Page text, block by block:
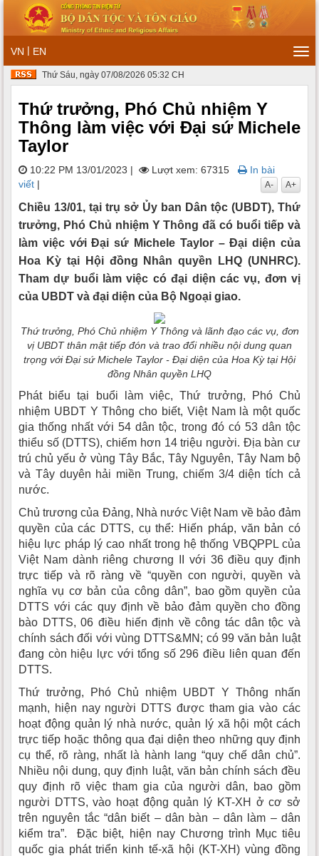
VN | EN
Thứ Sáu, ngày 07/08/2026 05:32 CH
Thứ trưởng, Phó Chủ nhiệm Y
Thông làm việc với Đại sứ Michele
Taylor
10:22 PM 13/01/2023 | Lượt xem: 67315
In bài
viết | A+
A-
Chiều 13/01, tại trụ sở Ủy ban Dân tộc (UBDT), Thứ
trưởng, Phó Chủ nhiệm Y Thông đã có buổi tiếp và
làm việc với Đại sứ Michele Taylor – Đại diện của
Hoa Kỳ tại Hội đồng Nhân quyền LHQ (UNHRC).
Tham dự buổi làm việc có đại diện các vụ, đơn vị
của UBDT và đại diện của Bộ Ngoại giao.
Thứ trưởng, Phó Chủ nhiệm Y Thông và lãnh đạo các vụ, đơn
vị UBDT thân mật tiếp đón và trao đổi nhiều nội dung quan
trọng với Đại sứ Michele Taylor - Đại diện của Hoa Kỳ tại Hội
đồng Nhân quyền LHQ
Phát biểu tại buổi làm việc, Thứ trưởng, Phó Chủ
nhiệm UBDT Y Thông cho biết, Việt Nam là một quốc
gia thống nhất với 54 dân tộc, trong đó có 53 dân tộc
thiểu số (DTTS), chiếm hơn 14 triệu người. Địa bàn cư
trú chủ yếu ở vùng Tây Bắc, Tây Nguyên, Tây Nam bộ
và Tây duyên hải miền Trung, chiếm 3/4 diện tích cả
nước.
Chủ trương của Đảng, Nhà nước Việt Nam về bảo đảm
quyền của các DTTS, cụ thể: Hiến pháp, văn bản có
hiệu lực pháp lý cao nhất trong hệ thống VBQPPL của
Việt Nam dành riêng chương II với 36 điều quy định
trực tiếp và rõ ràng về “quyền con người, quyền và
nghĩa vụ cơ bản của công dân”, bao gồm quyền của
DTTS với các quy định về bảo đảm quyền cho đồng
bào DTTS, 06 điều hiến định về công tác dân tộc và
chính sách đối với vùng DTTS&MN; có 99 văn bản luật
đang còn hiệu lực với tổng số 296 điều liên quan đến
DTTS.
Thứ trưởng, Phó Chủ nhiệm UBDT Y Thông nhấn
mạnh, hiện nay người DTTS được tham gia vào các
hoạt động quản lý nhà nước, quản lý xã hội một cách
trực tiếp hoặc thông qua đại diện theo những quy định
cụ thể, rõ ràng, nhất là hành lang “quy chế dân chủ”.
Nhiều nội dung, quy định luật, văn bản chính sách đều
quy định rõ việc tham gia của người dân, bao gồm
người DTTS, vào hoạt động quản lý KT-XH ở cơ sở
trên nguyên tắc “dân biết – dân bàn – dân làm – dân
kiểm tra”. Đặc biệt, hiện nay Chương trình Mục tiêu
quốc gia phát triển kinh tế-xã hội (KT-XH) vùng đồng